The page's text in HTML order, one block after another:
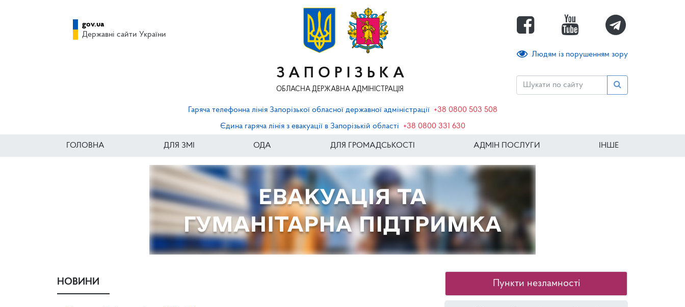
ЗАПОРІЗЬКА
ОБЛАСНА ДЕРЖАВНА АДМІНІСТРАЦІЯ
Людям із порушенням зору
gov.ua
Державні сайти України
Гаряча телефонна лінія Запорізької обласної державної адміністрації +38 0800 503 508
Єдина гаряча лінія з евакуації в Запорізькій області
+38 0800 331 630
ГОЛОВНА ДЛЯ ЗМІ ОДА ДЛЯ ГРОМАДСЬКОСТІ АДМІН ПОСЛУГИ ІНШЕ
НОВИНИ Пункти незламності